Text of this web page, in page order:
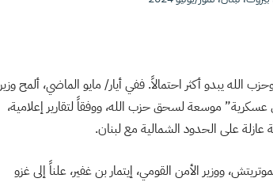
الله يبدو أكثر احتمالاً. ففي أيار/ مايو الماضي، ألمح وزير
موسعة لسحق حزب الله، ووفقاً لتقارير إعلامية،
على الحدود الشمالية مع لبنان.
ووزير الأمن القومي، إيتمار بن غفير، علناً إلى غزو